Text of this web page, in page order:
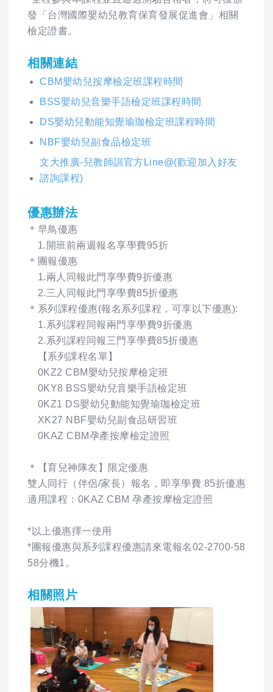
發「台灣國際嬰幼兒教育保育發展促進會」相關
檢定證書。
相關連結
CBM嬰幼兒按摩檢定班課程時間
BSS嬰幼兒音樂手語檢定班課程時間
DS嬰幼兒動能知覺瑜珈檢定班課程時間
NBF嬰幼兒副食品檢定班
文大推廣-兒教師訓官方Line@(歡迎加入好友
諮詢課程)
優惠辦法
＊早鳥優惠
1.開班前兩週報名享學費95折
＊團報優惠
1.兩人同報此門享學費9折優惠
2.三人同報此門享學費85折優惠
＊系列課程優惠(報名系列課程，可享以下優惠):
1.系列課程同報兩門享學費9折優惠
2.系列課程同報三門享學費85折優惠
【系列課程名單】
0KZ2 CBM嬰幼兒按摩檢定班
0KY8 BSS嬰幼兒音樂手語檢定班
0KZ1 DS嬰幼兒動能知覺瑜珈檢定班
XK27 NBF嬰幼兒副食品研習班
0KAZ CBM孕產按摩檢定證照
＊【育兒神隊友】限定優惠
雙人同行（伴侶/家長）報名，即享學費 85折優惠
適用課程：0KAZ CBM 孕產按摩檢定證照
*以上優惠擇一使用
*團報優惠與系列課程優惠請來電報名02-2700-58
58分機1。
相關照片